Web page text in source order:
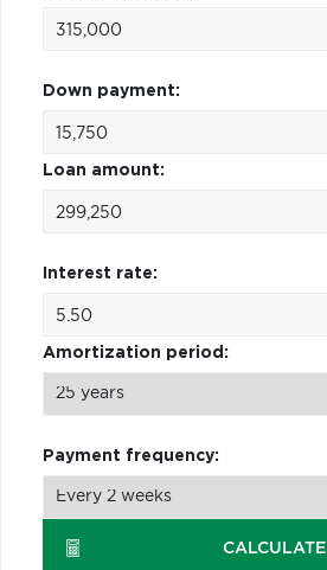
Down payment:
Loan amount:
Interest rate:
Amortization period:
Payment frequency:
CALCULATE